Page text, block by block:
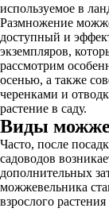
используемое в
Размножение
доступный и
экземпляров,
рассмотрим
осенью, а также
черенками и
растение в саду.
Виды
Часто, после
садоводов
дополнительных
можжевельника
взрослого